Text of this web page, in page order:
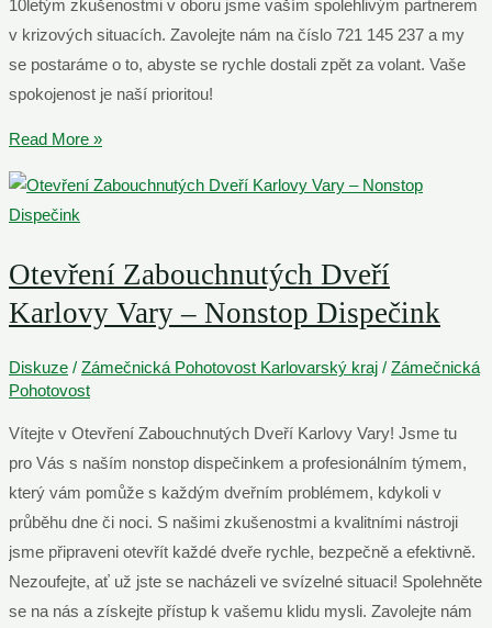
10letým zkušenostmi v oboru jsme vaším spolehlivým partnerem
v krizových situacích. Zavolejte nám na číslo 721 145 237 a my
se postaráme o to, abyste se rychle dostali zpět za volant. Vaše
spokojenost je naší prioritou!
Autozámečnická
Pohotovost
Cheb
–
721
145
Read More »
Otevření Zabouchnutých Dveří
Karlovy Vary – Nonstop Dispečink
Diskuze / Zámečnická Pohotovost Karlovarský kraj / Zámečnická
Pohotovost
Vítejte v Otevření Zabouchnutých Dveří Karlovy Vary! Jsme tu
pro Vás s naším nonstop dispečinkem a profesionálním týmem,
který vám pomůže s každým dveřním problémem, kdykoli v
průběhu dne či noci. S našimi zkušenostmi a kvalitními nástroji
jsme připraveni otevřít každé dveře rychle, bezpečně a efektivně.
Nezoufejte, ať už jste se nacházeli ve svízelné situaci! Spolehněte
se na nás a získejte přístup k vašemu klidu mysli. Zavolejte nám